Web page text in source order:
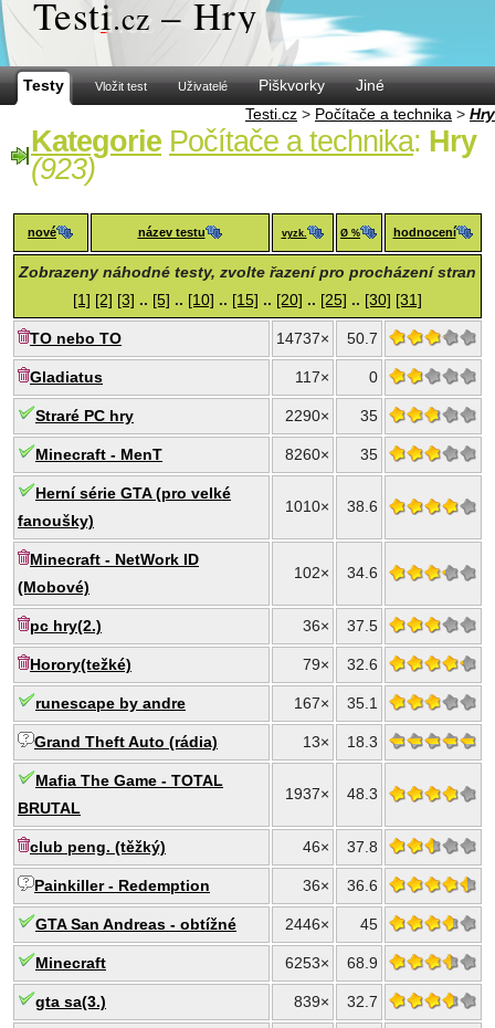
Testi.cz – Hry
Testy Vložit test Uživatelé Piškvorky
Jiné
Testi.cz > Počítače a technika > Hry
Kategorie Počítače a technika: Hry
(923)
nové název testu vyzk. Ø % hodnocení
Zobrazeny náhodné testy, zvolte řazení pro procházení stran
[1] [2] [3] .. [5] .. [10] .. [15] .. [20] .. [25] .. [30] [31]
TO nebo TO 14737× 50.7
Gladiatus 117× 0
Straré PC hry 2290× 35
Minecraft - MenT 8260× 35
Herní série GTA (pro velké
fanoušky)
1010× 38.6
Minecraft - NetWork ID
(Mobové)
102× 34.6
pc hry(2.) 36× 37.5
Horory(težké) 79× 32.6
runescape by andre 167× 35.1
Grand Theft Auto (rádia) 13× 18.3
Mafia The Game - TOTAL
BRUTAL
1937× 48.3
club peng. (těžký) 46× 37.8
Painkiller - Redemption 36× 36.6
GTA San Andreas - obtížné 2446× 45
Minecraft 6253× 68.9
gta sa(3.) 839× 32.7